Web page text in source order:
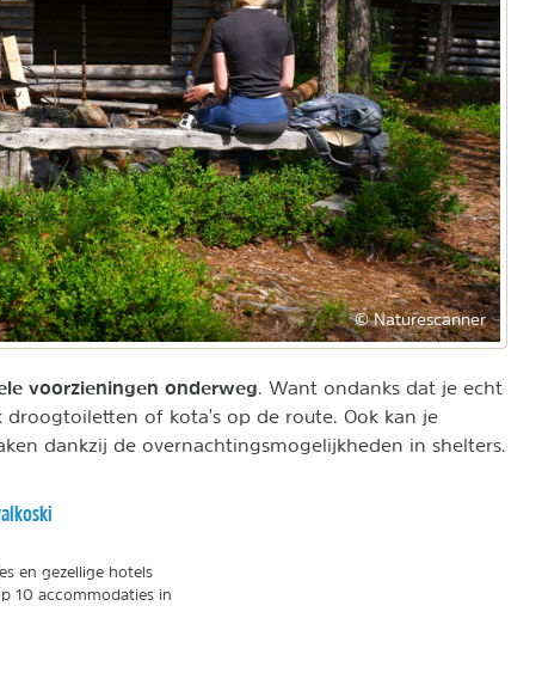
© Naturescanner
voorzieningen onderweg. Want ondanks dat je echt
of kota's op de route. Ook kan je
dankzij de overnachtingsmogelijkheden in shelters.
en gezellige hotels
10 accommodaties in